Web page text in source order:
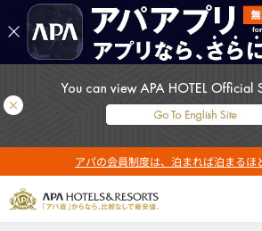
アパの会員制度は、泊まれば泊まるほ